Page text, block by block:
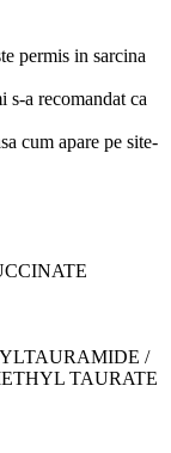
permis in sarcina
s-a recomandat ca
cum apare pe site-
/
TAURATE